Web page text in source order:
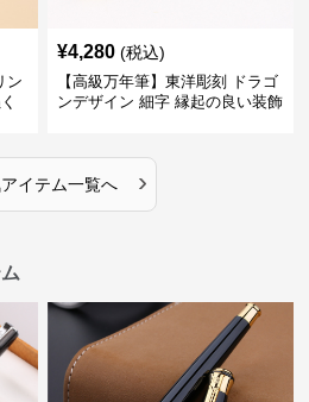
ン
¥4,280 (税込)
【高級万年筆】東洋彫刻 ドラゴ
ンデザイン 細字 縁起の良い装飾
アイテム一覧へ ›